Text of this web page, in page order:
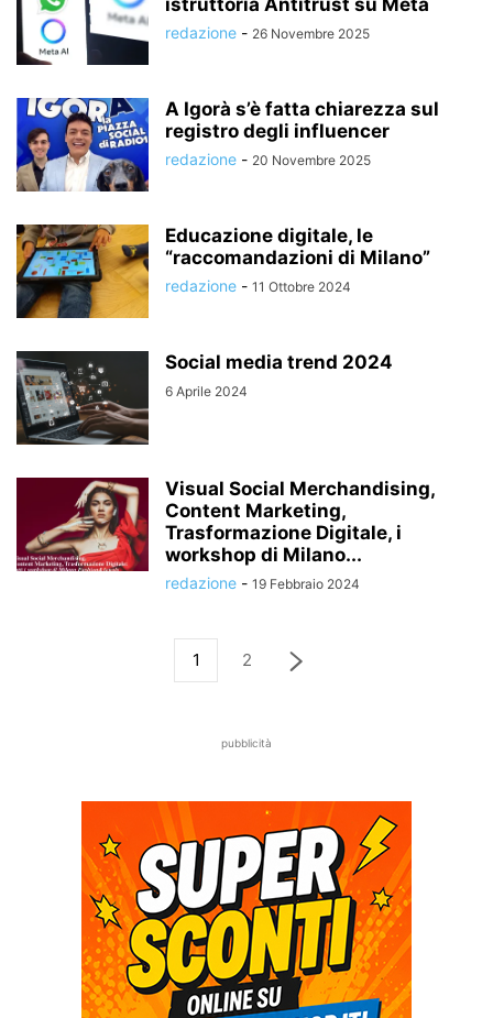
istruttoria Antitrust su Meta
redazione - 26 Novembre 2025
A Igorà s’è fatta chiarezza sul
registro degli influencer
redazione - 20 Novembre 2025
Educazione digitale, le
“raccomandazioni di Milano”
redazione - 11 Ottobre 2024
Social media trend 2024
6 Aprile 2024
Visual Social Merchandising,
Content Marketing,
Trasformazione Digitale, i
workshop di Milano...
redazione - 19 Febbraio 2024
1 2
pubblicità